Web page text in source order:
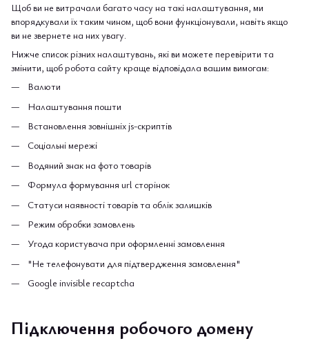
Щоб ви не витрачали багато часу на такі налаштування, ми
впорядкували їх таким чином, щоб вони функціонували, навіть якщо
ви не звернете на них увагу.
Нижче список різних налаштувань, які ви можете перевірити та
змінити, щоб робота сайту краще відповідала вашим вимогам:
Валюти
Налаштування пошти
Встановлення зовнішніх js-скриптів
Соціальні мережі
Водяний знак на фото товарів
Формула формування url сторінок
Статуси наявності товарів та облік залишків
Режим обробки замовлень
Угода користувача при оформленні замовлення
"Не телефонувати для підтвердження замовлення"
Google invisible recaptcha
Підключення робочого домену